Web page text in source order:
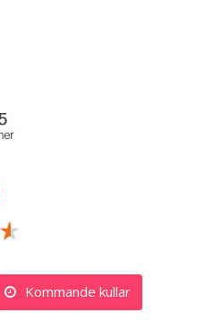
Kommande kullar